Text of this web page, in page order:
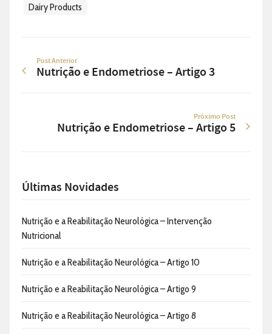
Dairy Products
Post Anterior
Nutrição e Endometriose – Artigo 3
Próximo Post
Nutrição e Endometriose – Artigo 5
Últimas Novidades
Nutrição e a Reabilitação Neurológica – Intervenção
Nutricional
Nutrição e a Reabilitação Neurológica – Artigo 10
Nutrição e a Reabilitação Neurológica – Artigo 9
Nutrição e a Reabilitação Neurológica – Artigo 8